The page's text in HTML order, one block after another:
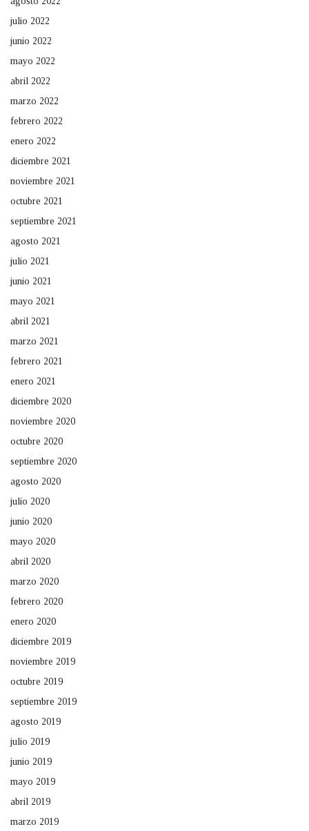
julio 2022
junio 2022
mayo 2022
abril 2022
marzo 2022
febrero 2022
enero 2022
diciembre 2021
noviembre 2021
octubre 2021
septiembre 2021
agosto 2021
julio 2021
junio 2021
mayo 2021
abril 2021
marzo 2021
febrero 2021
enero 2021
diciembre 2020
noviembre 2020
octubre 2020
septiembre 2020
agosto 2020
julio 2020
junio 2020
mayo 2020
abril 2020
marzo 2020
febrero 2020
enero 2020
diciembre 2019
noviembre 2019
octubre 2019
septiembre 2019
agosto 2019
julio 2019
junio 2019
mayo 2019
abril 2019
marzo 2019